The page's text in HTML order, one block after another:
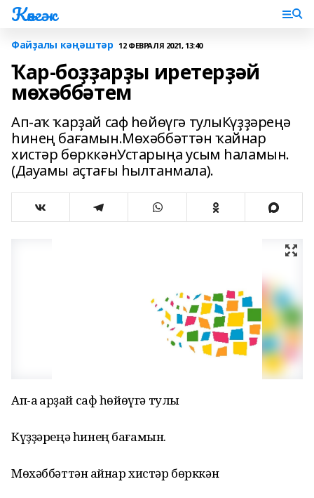
Көнгәк
Файҙалы кәңәштәр 12 ФЕВРАЛЯ 2021, 13:40
Ҡар-боҙҙарҙы иретерҙәй
мөхәббәтем
Ап-аҡ ҡарҙай саф һөйөүгә тулыКүҙҙәреңә
һинең бағамын.Мөхәббәттән ҡайнар
хистәр бөрккәнУстарыңа усым һаламын.
(Дауамы аҫтағы һылтанмала).
Ап-аҡ ҡарҙай саф һөйөүгә тулы
Күҙҙәреңә һинең бағамын.
Мөхәббәттән ҡайнар хистәр бөрккән